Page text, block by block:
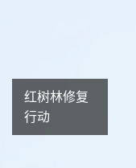
红树林修复
行动